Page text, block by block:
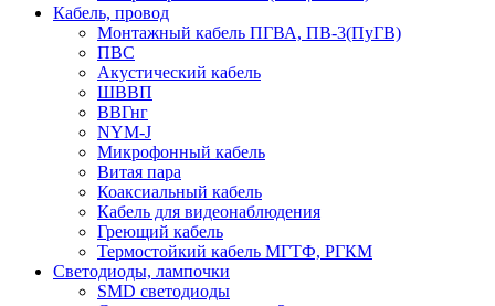
Кабель, провод
Монтажный кабель ПГВА, ПВ-3(ПуГВ)
ПВС
Акустический кабель
ШВВП
ВВГнг
NYM-J
Микрофонный кабель
Витая пара
Коаксиальный кабель
Кабель для видеонаблюдения
Греющий кабель
Термостойкий кабель МГТФ, РГКМ
Светодиоды, лампочки
SMD светодиоды